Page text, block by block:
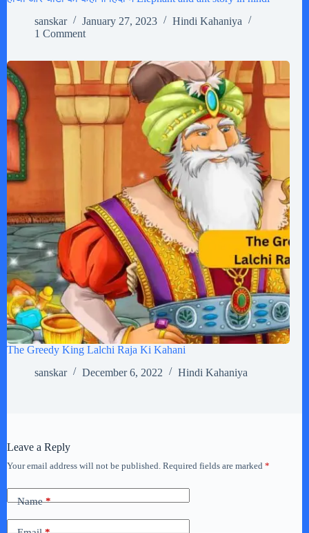
sanskar
January 27, 2023
Hindi Kahaniya
1 Comment
The Greedy King Lalchi Raja Ki Kahani
sanskar
December 6, 2022 Hindi Kahaniya
Leave a Reply
Your email address will not be published. Required fields are marked *
Name*